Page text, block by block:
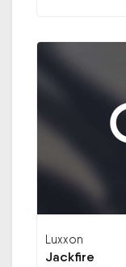
Luxxon
Jackfire